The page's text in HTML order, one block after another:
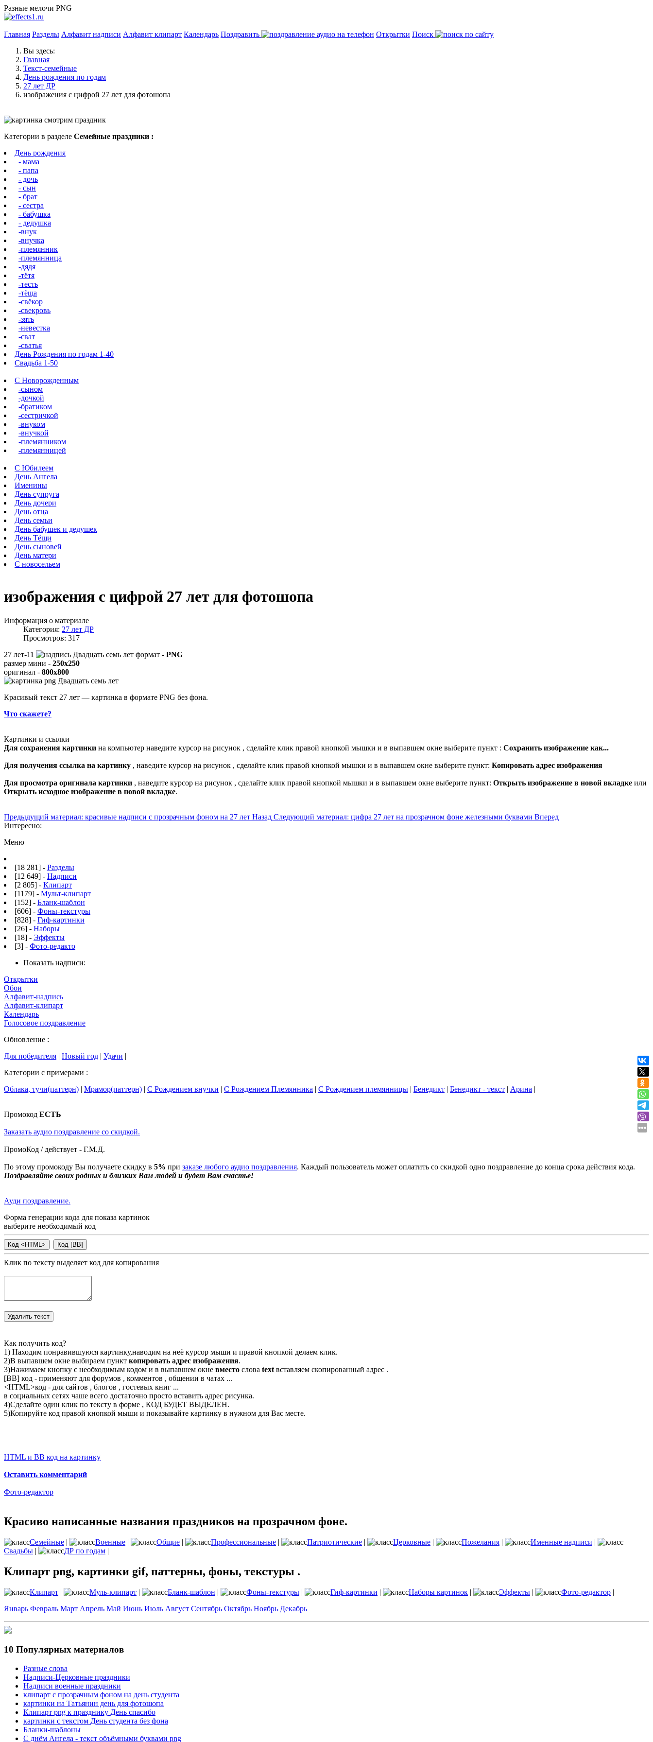
Разные мелочи PNG
Главная Разделы Алфавит надписи Алфавит клипарт Календарь Поздравить Открытки Поиск
Вы здесь:
Главная
Текст-семейные
День рождения по годам
27 лет ДР
изображения с цифрой 27 лет для фотошопа
Категории в разделе Семейные праздники :
День рождения
- мама
- папа
- дочь
- сын
- брат
- сестра
- бабушка
- дедушка
-внук
-внучка
-племянник
-племянница
-дядя
-тётя
-тесть
-тёща
-свёкор
-свекровь
-зять
-невестка
-сват
-сватья
День Рождения по годам 1-40
Свадьба 1-50
С Новорожденным
-сыном
-дочкой
-братиком
-сестричкой
-внуком
-внучкой
-племянником
-племянницей
С Юбилеем
День Ангела
Именины
День супруга
День дочери
День отца
День семьи
День бабушек и дедушек
День Тёщи
День сыновей
День матери
С новосельем
изображения с цифрой 27 лет для фотошопа
Информация о материале
Категория: 27 лет ДР
Просмотров: 317
27 лет-11
формат - PNG
размер мини - 250x250
оригинал - 800x800
Красивый текст 27 лет — картинка в формате PNG без фона.
Что скажете?
Картинки и ссылки
Для сохранения картинки на компьютер наведите курсор на рисунок , сделайте клик правой кнопкой мышки и в выпавшем окне выберите пункт : Сохранить изображение как...
Для получения ссылка на картинку , наведите курсор на рисунок , сделайте клик правой кнопкой мышки и в выпавшем окне выберите пункт: Копировать адрес изображения
Для просмотра оригинала картинки , наведите курсор на рисунок , сделайте клик правой кнопкой мышки и в выпавшем окне выберите пункт: Открыть изображение в новой вкладке или
Открыть исходное изображение в новой вкладке.
Предыдущий материал: красивые надписи с прозрачным фоном на 27 лет Назад Следующий материал: цифра 27 лет на прозрачном фоне железными буквами Вперед
Интересно:
Меню
[18 281] - Разделы
[12 649] - Надписи
[2 805] - Клипарт
[1179] - Мульт-клипарт
[152] - Бланк-шаблон
[606] - Фоны-текстуры
[828] - Гиф-картинки
[26] - Наборы
[18] - Эффекты
[3] - Фото-редакто
Показать надписи:
Открытки
Обои
Алфавит-надпись
Алфавит-клипарт
Календарь
Голосовое поздравление
Обновление :
Для победителя | Новый год | Удачи |
Категории с примерами :
Облака, тучи(паттерн) | Мрамор(паттерн) | С Рождением внучки | С Рождением Племянника | С Рождением племянницы | Бенедикт | Бенедикт - текст | Арина |
Промокод ЕСТЬ
Заказать аудио поздравление со скидкой.
ПромоКод / действует - Г.М.Д.
По этому промокоду Вы получаете скидку в 5% при заказе любого аудио поздравления. Каждый пользователь может оплатить со скидкой одно поздравление до конца срока действия кода.
Поздравляйте своих родных и близких Вам людей и будет Вам счастье!
Ауди поздравление.
Форма генерации кода для показа картинок
выберите необходимый код
Клик по тексту выделяет код для копирования
Как получить код?
1) Находим понравившуюся картинку,наводим на неё курсор мыши и правой кнопкой делаем клик.
2)В выпавшем окне выбираем пункт копировать адрес изображения.
3)Нажимаем кнопку с необходимым кодом и в выпавшем окне вместо слова text вставляем скопированный адрес .
[BB] код - применяют для форумов , комментов , общении в чатах ...
<HTML>код - для сайтов , блогов , гостевых книг ...
в социальных сетях чаше всего достаточно просто вставить адрес рисунка.
4)Сделайте один клик по тексту в форме , КОД БУДЕТ ВЫДЕЛЕН.
5)Копируйте код правой кнопкой мыши и показывайте картинку в нужном для Вас месте.
HTML и BB код на картинку
Оставить комментарий
Фото-редактор
Красиво написанные названия праздников на прозрачном фоне.
Семейные | Военные | Общие | Профессиональные | Патриотические | Церковные | Пожелания | Именные надписи |
Свадьбы | ДР по годам |
Клипарт png, картинки gif, паттерны, фоны, текстуры .
Клипарт | Муль-клипарт | Бланк-шаблон | Фоны-текстуры | Гиф-картинки | Наборы картинок | Эффекты | Фото-редактор |
Январь Февраль Март Апрель Май Июнь Июль Август Сентябрь Октябрь Ноябрь Декабрь
10 Популярных материалов
Разные слова
Надписи-Церковные праздники
Надписи военные праздники
клипарт с прозрачным фоном на день студента
картинки на Татьянин день для фотошопа
Клипарт png к празднику День спасибо
картинки с текстом День студента без фона
Бланки-шаблоны
С днём Ангела - текст объёмными буквами png